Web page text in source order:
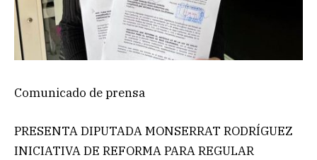
Comunicado de prensa
PRESENTA DIPUTADA MONSERRAT RODRÍGUEZ
INICIATIVA DE REFORMA PARA REGULAR